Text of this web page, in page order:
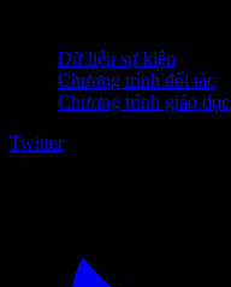
Dữ liệu sự kiện
Chương trình đối tác
Chương trình giáo dục
Twitter